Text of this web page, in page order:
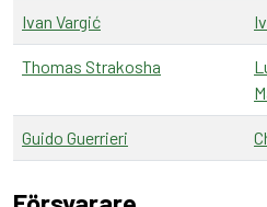
Ivan Vargić
Thomas Strakosha
Guido Guerrieri